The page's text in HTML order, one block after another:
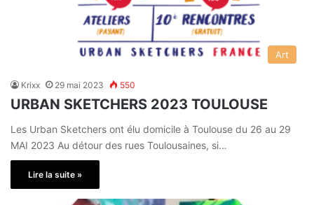
Art
Krixx 29 mai 2023 550
URBAN SKETCHERS 2023 TOULOUSE
Les Urban Sketchers ont élu domicile à Toulouse du 26 au 29
MAI 2023 Au détour des rues Toulousaines, si…
Lire la suite »